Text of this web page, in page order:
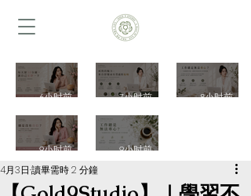
每天留
讓自己
安靜一
下一次
6小时前
成熟的
來自舒
服而有
質感的
7小时前
每天都
一次認
8小时前
總是沒
信？一
9小时前
工作總
專心？
9小时前
4月3日 讀畢需時 2 分鐘